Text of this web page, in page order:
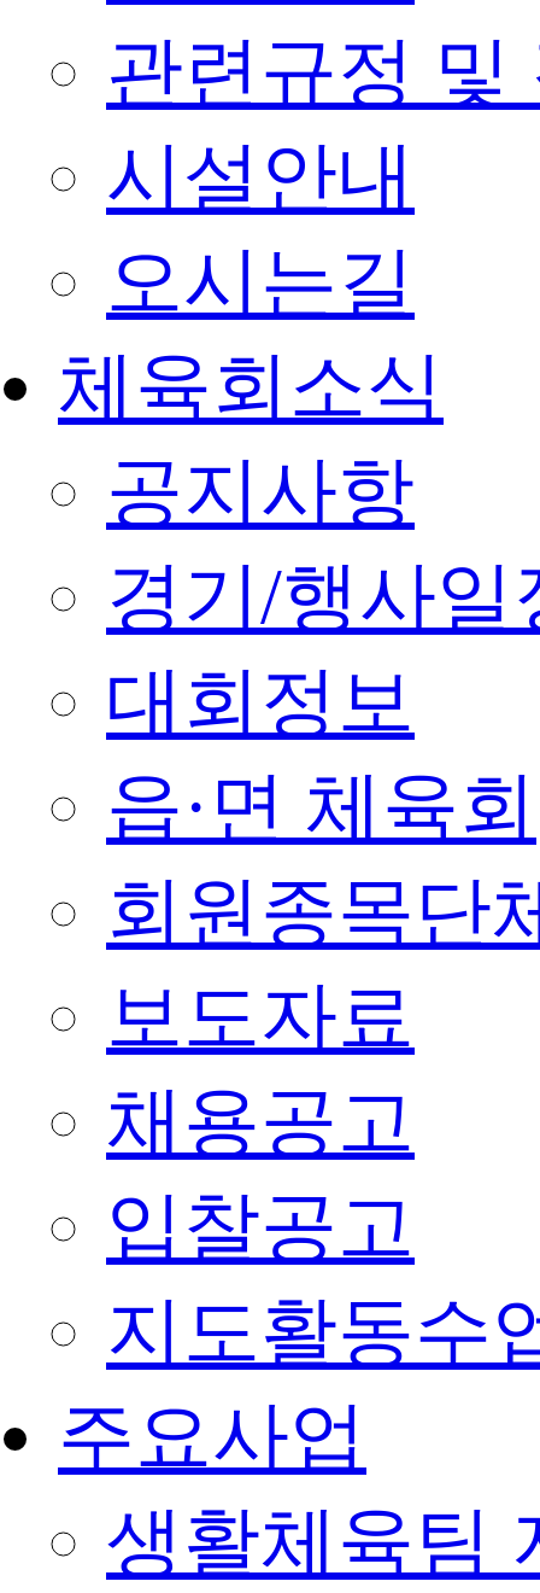
관련규정 및
시설안내
오시는길
체육회소식
공지사항
경기/행사일
대회정보
읍·면 체육회
회원종목단
보도자료
채용공고
입찰공고
지도활동수
주요사업
생활체육팀